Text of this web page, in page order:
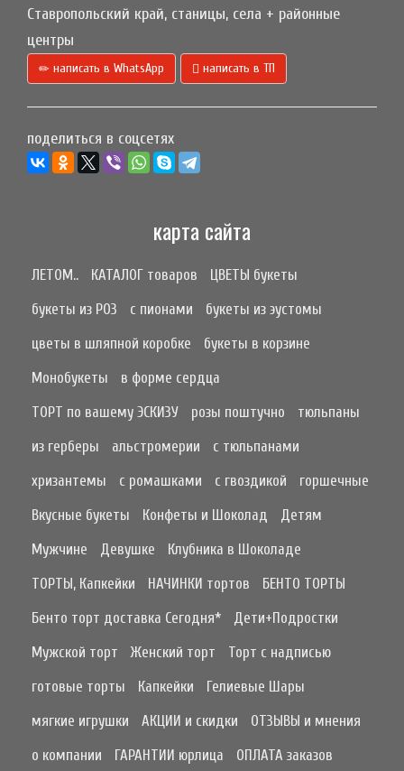
Ставропольский край, станицы, села + районные
центры
написать в WhatsApp написать в ТП
поделиться в соцсетях
карта сайта
ЛЕТОМ.. КАТАЛОГ товаров
ЦВЕТЫ букеты
букеты из РОЗ
с пионами
букеты из эустомы
цветы в шляпной коробке
букеты в корзине
Монобукеты
в форме сердца
ТОРТ по вашему ЭСКИЗУ
розы поштучно
тюльпаны
из герберы
альстромерии
с тюльпанами
хризантемы
с ромашками с гвоздикой
горшечные
Вкусные букеты
Конфеты и Шоколад
Детям
Мужчине
Девушке
Клубника в Шоколаде
ТОРТЫ, Капкейки
НАЧИНКИ тортов
БЕНТО ТОРТЫ
Бенто торт доставка Сегодня*
Дети+Подростки
Мужской торт
Женский торт
Торт с надписью
готовые торты
Капкейки
Гелиевые Шары
мягкие игрушки
АКЦИИ и скидки
ОТЗЫВЫ и мнения
о компании
ГАРАНТИИ юрлица
ОПЛАТА заказов